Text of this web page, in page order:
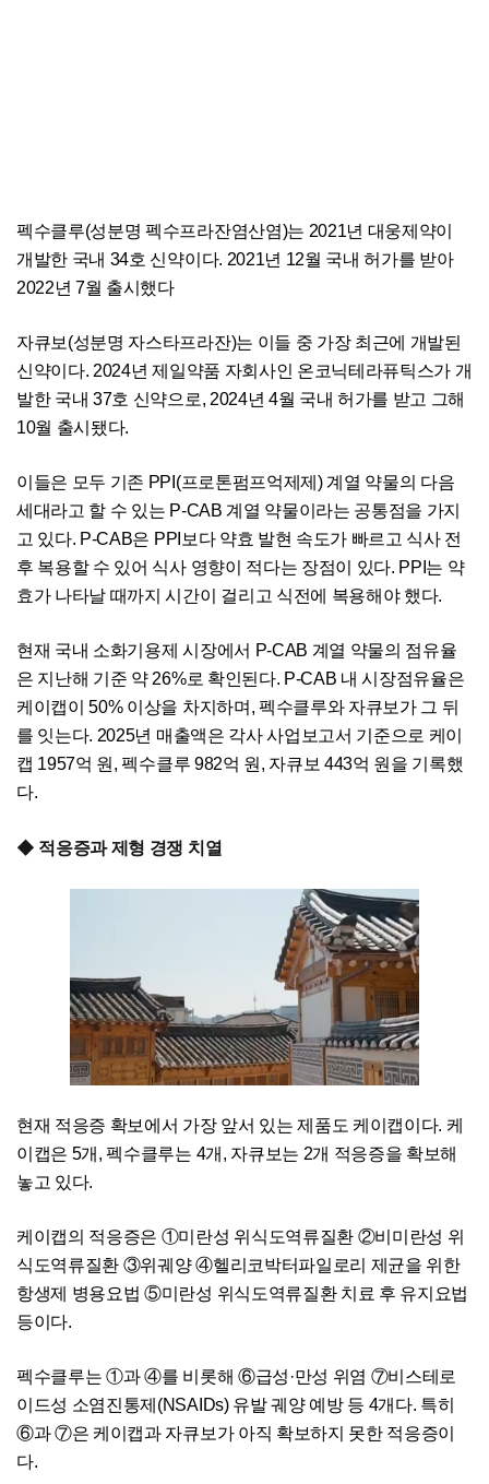
펙수클루(성분명 펙수프라잔염산염)는 2021년 대웅제약이
개발한 국내 34호 신약이다. 2021년 12월 국내 허가를 받아
2022년 7월 출시했다
자큐보(성분명 자스타프라잔)는 이들 중 가장 최근에 개발된
신약이다. 2024년 제일약품 자회사인 온코닉테라퓨틱스가 개
발한 국내 37호 신약으로, 2024년 4월 국내 허가를 받고 그해
10월 출시됐다.
이들은 모두 기존 PPI(프로톤펌프억제제) 계열 약물의 다음
세대라고 할 수 있는 P-CAB 계열 약물이라는 공통점을 가지
고 있다. P-CAB은 PPI보다 약효 발현 속도가 빠르고 식사 전
후 복용할 수 있어 식사 영향이 적다는 장점이 있다. PPI는 약
효가 나타날 때까지 시간이 걸리고 식전에 복용해야 했다.
현재 국내 소화기용제 시장에서 P-CAB 계열 약물의 점유율
은 지난해 기준 약 26%로 확인된다. P-CAB 내 시장점유율은
케이캡이 50% 이상을 차지하며, 펙수클루와 자큐보가 그 뒤
를 잇는다. 2025년 매출액은 각사 사업보고서 기준으로 케이
캡 1957억 원, 펙수클루 982억 원, 자큐보 443억 원을 기록했
다.
◆ 적응증과 제형 경쟁 치열
현재 적응증 확보에서 가장 앞서 있는 제품도 케이캡이다. 케
이캡은 5개, 펙수클루는 4개, 자큐보는 2개 적응증을 확보해
놓고 있다.
케이캡의 적응증은 ①미란성 위식도역류질환 ②비미란성 위
식도역류질환 ③위궤양 ④헬리코박터파일로리 제균을 위한
항생제 병용요법 ⑤미란성 위식도역류질환 치료 후 유지요법
등이다.
펙수클루는 ①과 ④를 비롯해 ⑥급성·만성 위염 ⑦비스테로
이드성 소염진통제(NSAIDs) 유발 궤양 예방 등 4개다. 특히
⑥과 ⑦은 케이캡과 자큐보가 아직 확보하지 못한 적응증이
다.